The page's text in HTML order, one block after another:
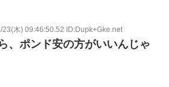
23(木) 09:46:50.52 ID:Dupk+Gke.net
、ポンド安の方がいいんじゃ